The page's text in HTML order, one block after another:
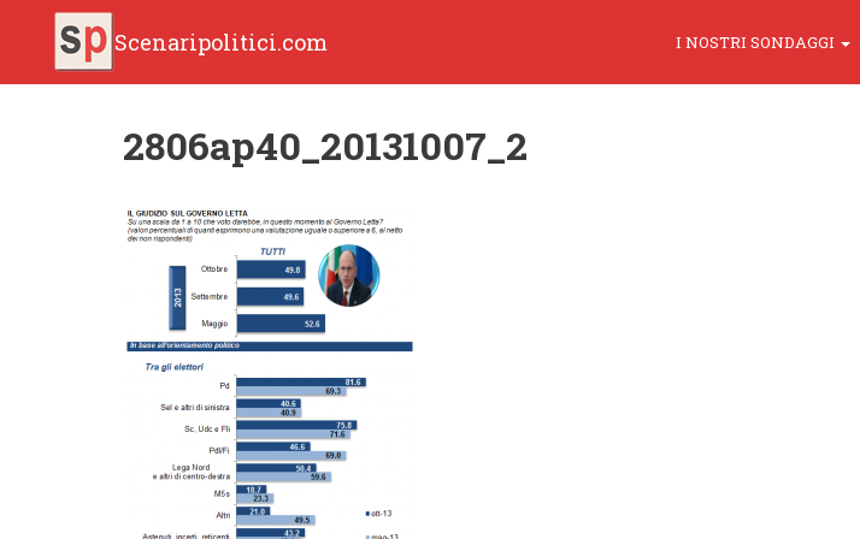
Scenaripolitici.com I NOSTRI SONDAGGI
2806ap40_20131007_2